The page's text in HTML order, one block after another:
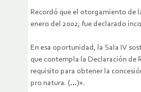
Recordó que el otorgamiento de
enero del 2002, fue declarado
En esa oportunidad, la Sala IV
que contempla la Declaración de
requisito para obtener la
pro natura. (…)».